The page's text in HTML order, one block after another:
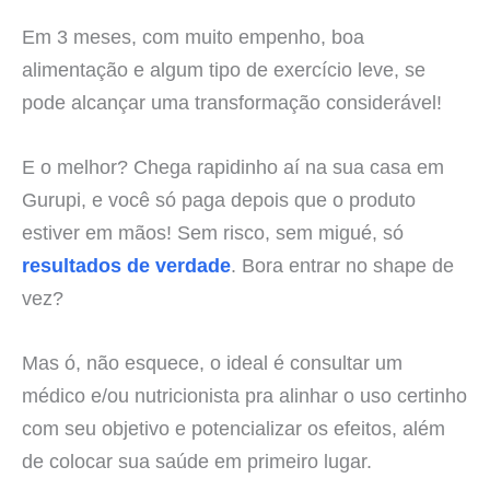
Em 3 meses, com muito empenho, boa
alimentação e algum tipo de exercício leve, se
pode alcançar uma transformação considerável!
E o melhor? Chega rapidinho aí na sua casa em
Gurupi, e você só paga depois que o produto
estiver em mãos! Sem risco, sem migué, só
resultados de verdade. Bora entrar no shape de
vez?
Mas ó, não esquece, o ideal é consultar um
médico e/ou nutricionista pra alinhar o uso certinho
com seu objetivo e potencializar os efeitos, além
de colocar sua saúde em primeiro lugar.